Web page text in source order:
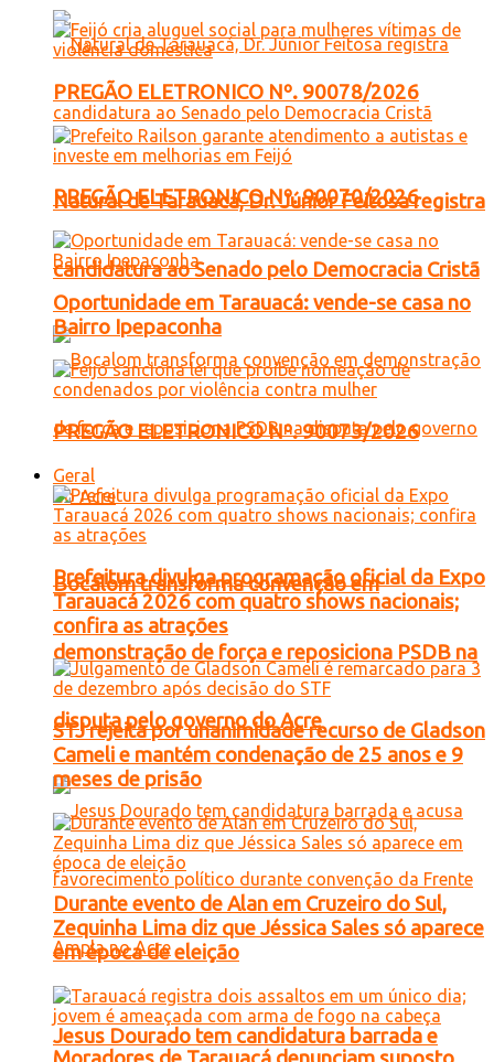
Natural de Tarauacá, Dr. Júnior Feitosa registra
candidatura ao Senado pelo Democracia Cristã
Bocalom transforma convenção em
demonstração de força e reposiciona PSDB na
disputa pelo governo do Acre
Jesus Dourado tem candidatura barrada e
PREGÃO ELETRONICO Nº. 90078/2026
PREGÃO ELETRONICO Nº. 90070/2026
Oportunidade em Tarauacá: vende-se casa no
Bairro Ipepaconha
PREGÃO ELETRONICO Nº. 90073/2026
Geral
Prefeitura divulga programação oficial da Expo
Tarauacá 2026 com quatro shows nacionais;
confira as atrações
STJ rejeita por unanimidade recurso de Gladson
Cameli e mantém condenação de 25 anos e 9
meses de prisão
Durante evento de Alan em Cruzeiro do Sul,
Zequinha Lima diz que Jéssica Sales só aparece
em época de eleição